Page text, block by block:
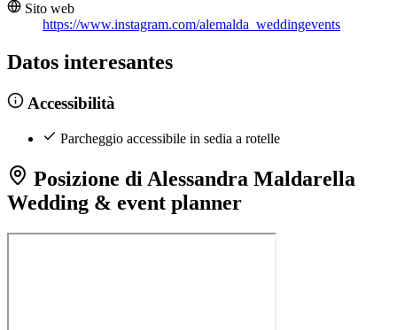
Sito web
https://www.instagram.com/alemalda_weddingevents
Datos interesantes
Accessibilità
Parcheggio accessibile in sedia a rotelle
Posizione di Alessandra Maldarella
Wedding & event planner